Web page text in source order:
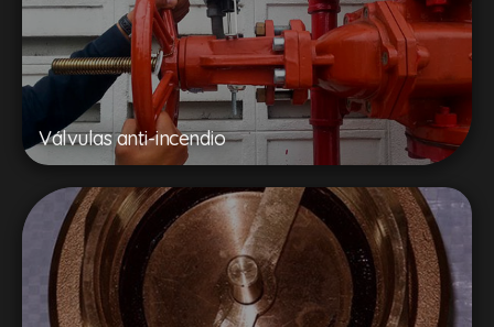
Válvulas anti-incendio​